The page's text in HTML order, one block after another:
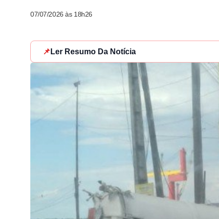
07/07/2026 às 18h26
📌 Ler Resumo Da Notícia